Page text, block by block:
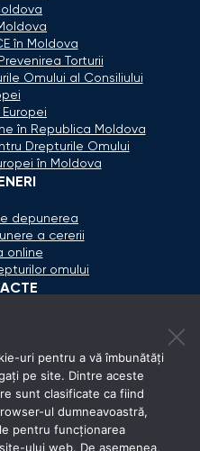
în Moldova
Torturii
Omului al Consiliului
în Republica Moldova
Drepturile Omului
în Moldova
depunerea
a cererii
online
omului
11/3, Chişinău
08:00 - 17:00
uri pentru a vă îmbunătăți
pe site. Dintre aceste
sunt clasificate ca fiind
ul dumneavoastră,
pentru funcționarea
ului web. De asemenea,